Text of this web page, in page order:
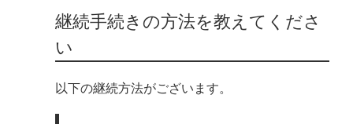
継続手続きの方法を教えてくださ
い
以下の継続方法がございます。